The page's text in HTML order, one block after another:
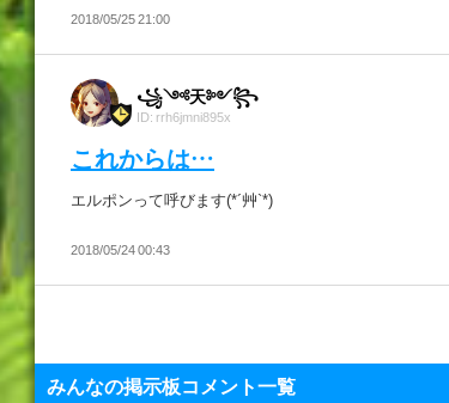
2018/05/25 21:00
꧁༺天༻꧂
ID: rrh6jmni895x
これからは…
エルポンって呼びます(*´艸`*)
2018/05/24 00:43
みんなの掲示板コメント一覧